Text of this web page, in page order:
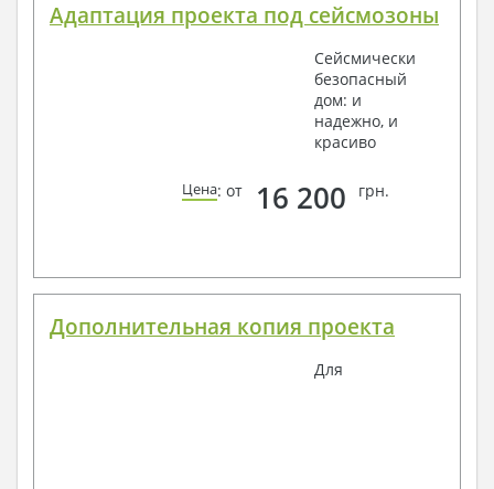
Адаптация проекта под сейсмозоны
Сейсмически
безопасный
дом: и
надежно, и
красиво
Цена: от 16 200 грн.
Дополнительная копия проекта
Для